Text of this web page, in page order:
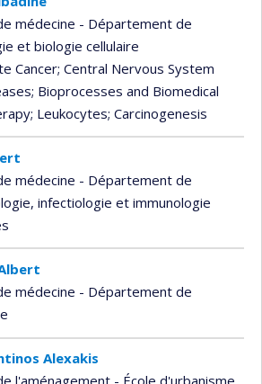
médecine - Département de
et biologie cellulaire
Cancer; Central Nervous System
; Bioprocesses and Biomedical
; Leukocytes; Carcinogenesis
médecine - Département de
infectiologie et immunologie
médecine - Département de
Alexakis